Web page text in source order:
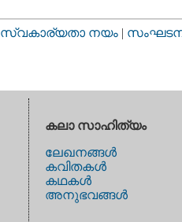
സ്വകാര്യതാ നയം |
കലാ സാഹിത്യം
ലേഖനങ്ങള്‍
കവിതകള്‍
കഥകള്‍
അനുഭവങ്ങള്‍